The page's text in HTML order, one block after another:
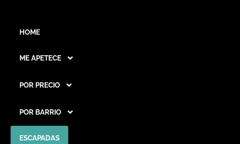
HOME
ME APETECE
POR PRECIO
POR BARRIO
ESCAPADAS